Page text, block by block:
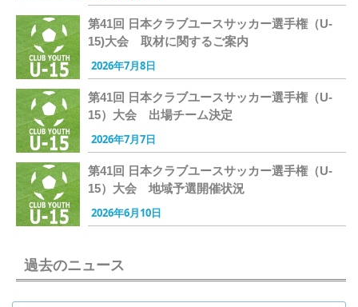
第41回 日本クラブユースサッカー選手権（U-
15)大会 取材に関するご案内
2026年7月8日
第41回 日本クラブユースサッカー選手権（U-
15）大会 出場チーム決定
2026年7月7日
第41回 日本クラブユースサッカー選手権（U-
15）大会 地域予選開催状況
2026年6月10日
過去のニュース